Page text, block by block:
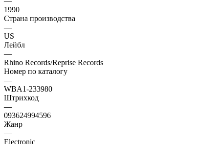
1990
Страна производства
—
US
Лейбл
—
Rhino Records/Reprise Records
Номер по каталогу
—
WBA1-233980
Штрихкод
—
093624994596
Жанр
—
Electronic